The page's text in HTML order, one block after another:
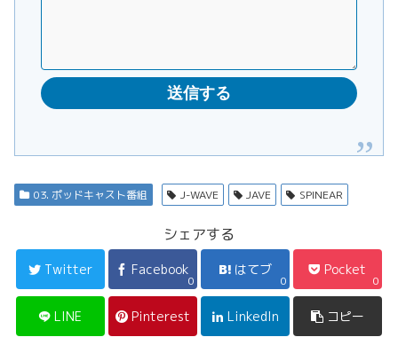
03. ポッドキャスト番組 J-WAVE JAVE SPINEAR
シェアする
Twitter Facebook
0
はてブ
0
Pocket
0
LINE Pinterest LinkedIn コピー